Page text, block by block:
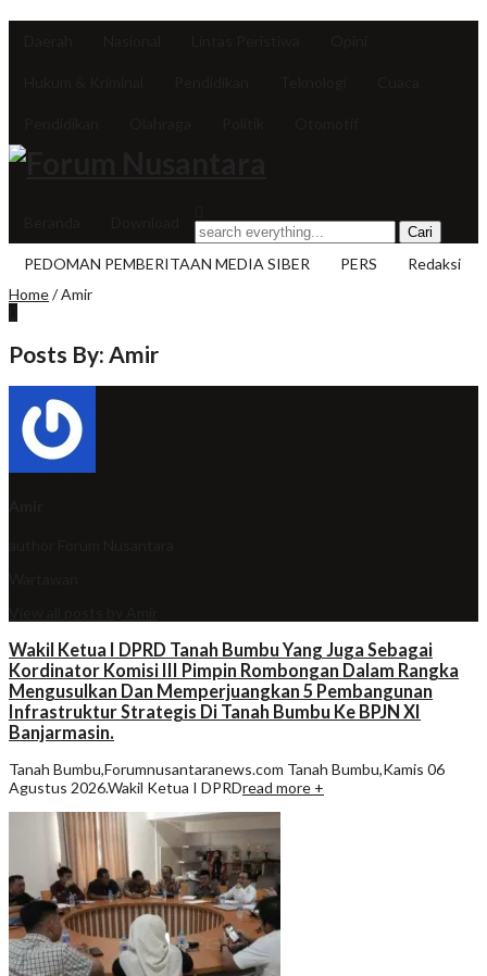
PEDOMAN PEMBERITAAN MEDIA SIBER PERS
Redaksi
Home/Amir
Posts By: Amir
Wakil Ketua I DPRD Tanah Bumbu Yang Juga Sebagai
Kordinator Komisi III Pimpin Rombongan Dalam Rangka
Mengusulkan Dan Memperjuangkan 5 Pembangunan
Infrastruktur Strategis Di Tanah Bumbu Ke BPJN XI
Banjarmasin.
Tanah Bumbu,Forumnusantaranews.com Tanah Bumbu,Kamis 06
Agustus 2026.Wakil Ketua I DPRDread more +